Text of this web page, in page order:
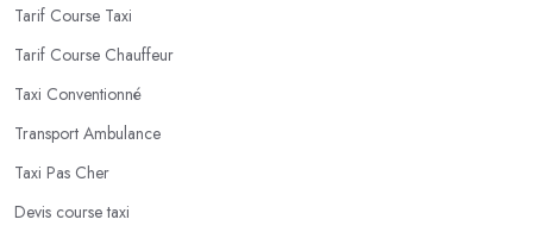
Tarif Course Taxi
Tarif Course Chauffeur
Taxi Conventionné
Transport Ambulance
Taxi Pas Cher
Devis course taxi